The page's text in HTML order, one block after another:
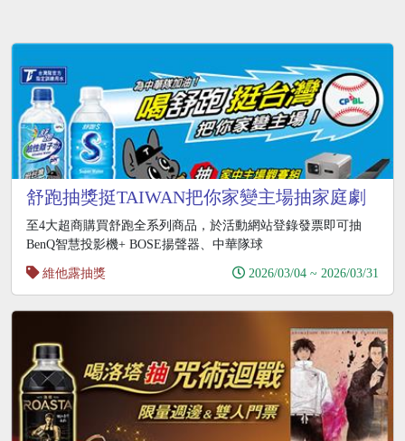
舒跑抽獎挺TAIWAN把你家變主場抽家庭劇
院組
至4大超商購買舒跑全系列商品，於活動網站登錄發票即可抽
BenQ智慧投影機+ BOSE揚聲器、中華隊球
維他露抽獎
2026/03/04 ~ 2026/03/31